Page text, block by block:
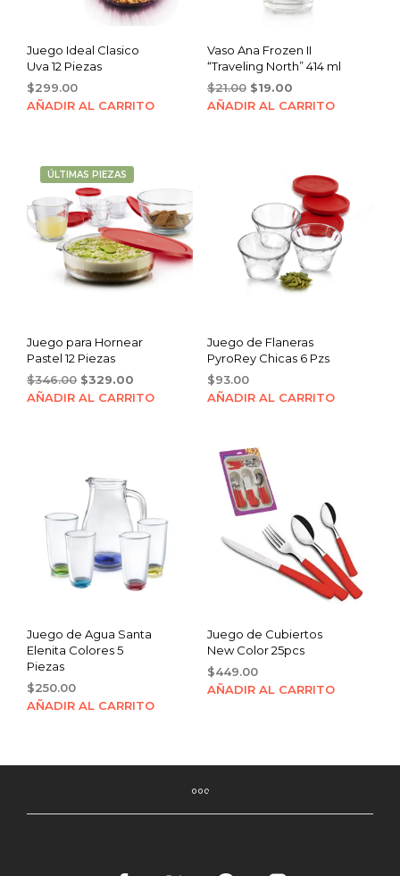
Juego Ideal Clasico
Uva 12 Piezas
$299.00
AÑADIR AL CARRITO
Vaso Ana Frozen II
“Traveling North” 414 ml
$21.00 Original
price
$19.00Current
price
AÑADIR AL CARRITO
ÚLTIMAS PIEZAS
Juego para Hornear
Pastel 12 Piezas
$346.00 Original
price
$329.00
price
AÑADIR AL CARRITO
Juego de Flaneras
PyroRey Chicas 6 Pzs
$93.00
AÑADIR AL CARRITO
Juego de Agua Santa
Elenita Colores 5
Piezas
$250.00
AÑADIR AL CARRITO
Juego de Cubiertos
New Color 25pcs
$449.00
AÑADIR AL CARRITO